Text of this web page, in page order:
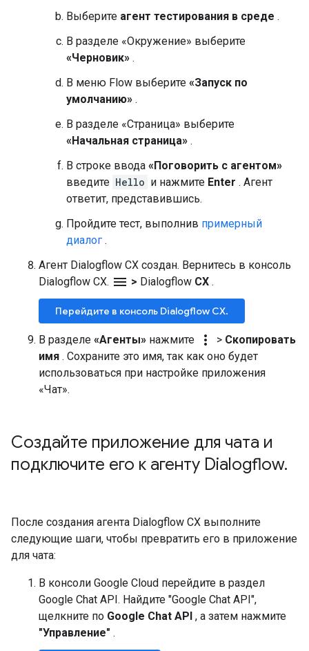
Выберите агент тестирования в среде .
В разделе «Окружение» выберите
«Черновик» .
В меню Flow выберите «Запуск по
умолчанию» .
В разделе «Страница» выберите
«Начальная страница» .
В строке ввода «Поговорить с агентом»
введите Hello и нажмите Enter . Агент
ответит, представившись.
Пройдите тест, выполнив примерный
диалог .
Агент Dialogflow CX создан. Вернитесь в консоль
Dialogflow CX. menu > Dialogflow CX .
Перейдите в консоль Dialogflow CX.
В разделе «Агенты» нажмите more_vert > Скопировать
имя . Сохраните это имя, так как оно будет
использоваться при настройке приложения
«Чат».
Создайте приложение для чата и
подключите его к агенту Dialogflow.
После создания агента Dialogflow CX выполните
следующие шаги, чтобы превратить его в приложение
для чата:
В консоли Google Cloud перейдите в раздел
Google Chat API. Найдите "Google Chat API",
щелкните по Google Chat API , а затем нажмите
"Управление" .